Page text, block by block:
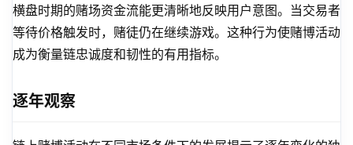
横盘时期的赌场资金流能更清晰地反映用户意图。当交易者
等待价格触发时，赌徒仍在继续游戏。这种行为使赌博活动
成为衡量链忠诚度和韧性的有用指标。
逐年观察